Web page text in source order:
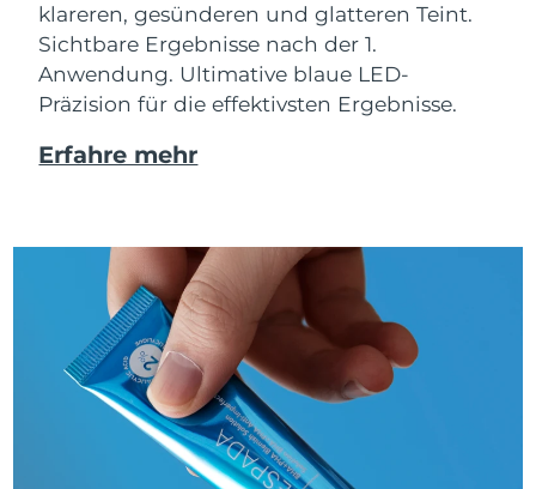
klareren, gesünderen und glatteren Teint.
Sichtbare Ergebnisse nach der 1.
Anwendung. Ultimative blaue LED-
Präzision für die effektivsten Ergebnisse.
Erfahre mehr